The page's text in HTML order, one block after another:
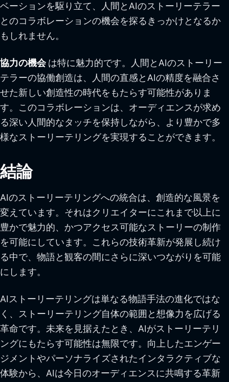
ベーションを駆り立て、人間とAIのストーリーテラー
とのコラボレーションの機会を探るきっかけとなるか
もしれません。
協力の機会は特に魅力的です。人間とAIのストーリー
テラーの協働創造は、人間の直感とAIの精度を融合さ
せた新しい創造性の時代をもたらす可能性がありま
す。このコラボレーションは、オーディエンスが求め
る深い人間的なタッチを保持しながら、より豊かで多
様なストーリーテリングを実現することができます。
結論
AIのストーリーテリングへの統合は、創造的な風景を
変えています。それはクリエイターにこれまで以上に
豊かで魅力的、かつアクセス可能なストーリーの制作
を可能にしています。これらの技術革新が発展し続け
る中で、物語と観客の間にさらに深いつながりを可能
にします。
AIストーリーテリングは単なる物語手法の進化ではな
く、ストーリーテリング自体の範囲と想像力を広げる
革命です。未来を見据えたとき、AIがストーリーテリ
ングにもたらす可能性は無限です。向上したエンゲー
ジメントやパーソナライズされたインタラクティブな
体験から、AIは今日のオーディエンスに共鳴する革新